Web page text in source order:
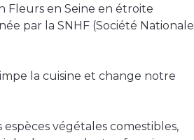
Fleurs en Seine en étroite
par la SNHF (Société Nationale
la cuisine et change notre
végétales comestibles,